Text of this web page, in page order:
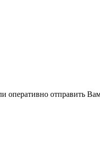
оперативно отправить